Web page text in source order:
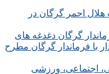
احمر گرگان در
گرگان دغدغه های
با فرماندار گرگان مطرح
اجتماعی، ورزشی